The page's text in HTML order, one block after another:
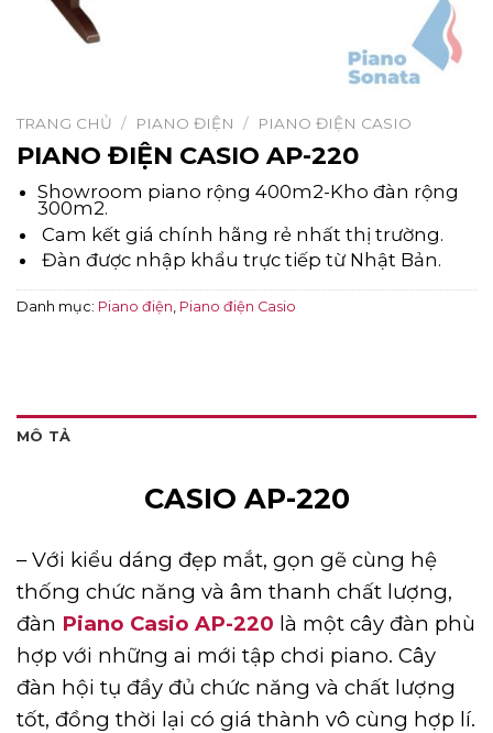
TRANG CHỦ / PIANO ĐIỆN / PIANO ĐIỆN CASIO
PIANO ĐIỆN CASIO AP-220
Showroom piano rộng 400m2-Kho đàn rộng
300m2.
Cam kết giá chính hãng rẻ nhất thị trường.
Đàn được nhập khẩu trực tiếp từ Nhật Bản.
Danh mục: Piano điện Piano điện Casio
MÔ TẢ
CASIO AP-220
– Với kiểu dáng đẹp mắt, gọn gẽ cùng hệ
thống chức năng và âm thanh chất lượng,
đàn Piano Casio AP-220 là một cây đàn phù
hợp với những ai mới tập chơi piano. Cây
đàn hội tụ đầy đủ chức năng và chất lượng
tốt, đồng thời lại có giá thành vô cùng hợp lí.